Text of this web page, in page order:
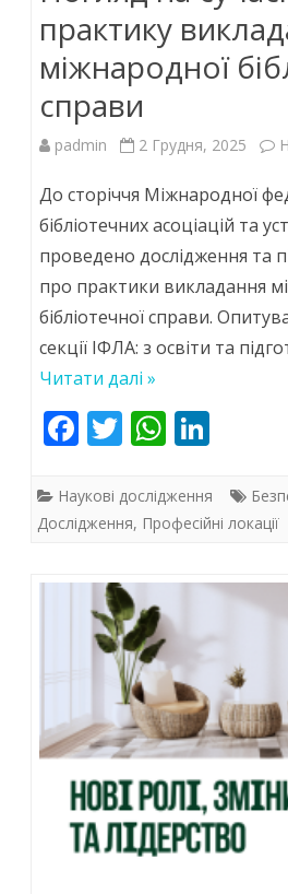
практику
міжнародної
справи
padmin 2 Грудня, 2025
До сторіччя Міжнародної
бібліотечних асоціацій та
проведено дослідження та
про практики викладання
бібліотечної справи.
секції ІФЛА: з освіти та
Читати далі »
F
e
b
o
k
T
itt
er
W
at
s
p
p
k
e
n
Наукові дослідження
Дослідження, Професійні локації